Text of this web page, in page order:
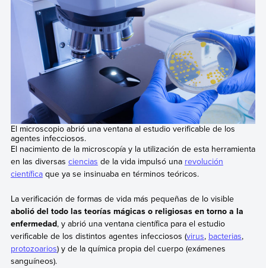
El microscopio abrió una ventana al estudio verificable de los
agentes infecciosos.
El nacimiento de la microscopía y la utilización de esta herramienta
en las diversas ciencias de la vida impulsó una revolución
científicaque ya se insinuaba en términos teóricos.
La verificación de formas de vida más pequeñas de lo visible
abolió del todo las teorías mágicas o religiosas en torno a la
enfermedad, y abrió una ventana científica para el estudio
verificable de los distintos agentes infecciosos (virus, bacterias,
protozoarios) y de la química propia del cuerpo (exámenes
sanguíneos).